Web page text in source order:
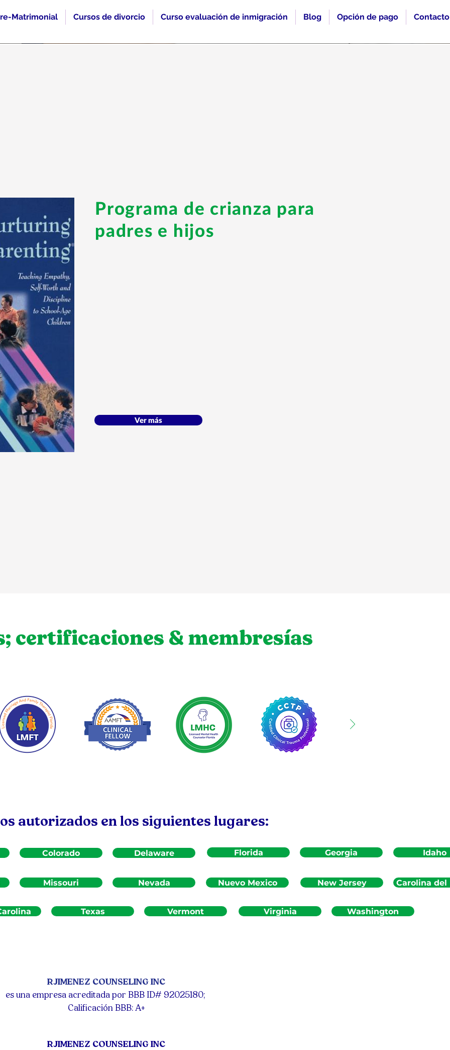
Matrimonial Cursos de divorcio Curso evaluación de inmigración Blog Opción de pago Contacto
Programa de crianza para
padres e hijos
Ver más
certificaciones & membresías
RJIMENEZ COUNSELING INC
es una empresa acreditada por BBB ID# 92025180;
Calificación BBB: A+
RJIMENEZ COUNSELING INC
autorizados en los siguientes lugares:
Colorado Delaware Florida Georgia Idaho
Missouri Nevada Nuevo Mexico New Jersey Carolina del
Texas Vermont Virginia Washington